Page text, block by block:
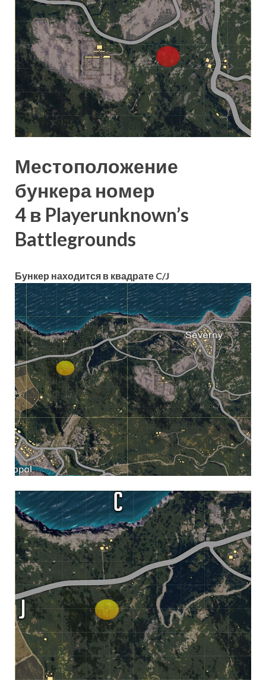
Местоположение
бункера номер
4 в Playerunknown’s
Battlegrounds
Бункер находится в квадрате C/J